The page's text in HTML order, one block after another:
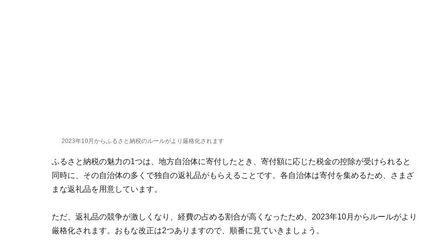
2023年10月からふるさと納税のルールがより厳格化されます
ふるさと納税の魅力の1つは、地方自治体に寄付したとき、寄付額に応じた税金の控除が受けられると
同時に、その自治体の多くで独自の返礼品がもらえることです。各自治体は寄付を集めるため、さまざ
まな返礼品を用意しています。
ただ、返礼品の競争が激しくなり、経費の占める割合が高くなったため、2023年10月からルールがより
厳格化されます。おもな改正は2つありますので、順番に見ていきましょう。